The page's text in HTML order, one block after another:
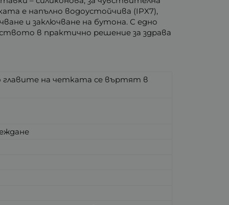
е напълно водоустойчива (IPX7),
и заключване на бутона. С едно
в практично решение за здрава
главите на четката се въртят в